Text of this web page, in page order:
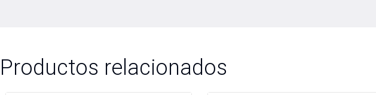
Productos relacionados